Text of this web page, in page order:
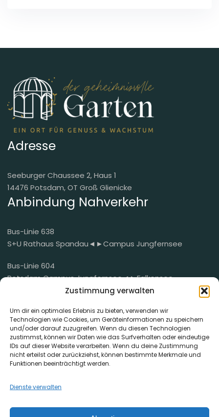
Zustimmung verwalten
Um dir ein optimales Erlebnis zu bieten, verwenden wir
Technologien wie Cookies, um Geräteinformationen zu speichern
und/oder darauf zuzugreifen. Wenn du diesen Technologien
zustimmst, können wir Daten wie das Surfverhalten oder eindeutige
IDs auf dieser Website verarbeiten. Wenn du deine Zustimmung
nicht erteilst oder zurückziehst, können bestimmte Merkmale und
Funktionen beeinträchtigt werden.
Dienste verwalten
Adresse
Seeburger Chaussee 2, Haus 1
14476 Potsdam, OT Groß Glienicke
Anbindung Nahverkehr
Bus-Linie 638
S+U Rathaus Spandau◄►Campus Jungfernsee
Bus-Linie 604
Potsdam Campus Jungfernsee◄►Falkensee
Mail
mail@der-geheimnisvolle-garten.de
Telefon